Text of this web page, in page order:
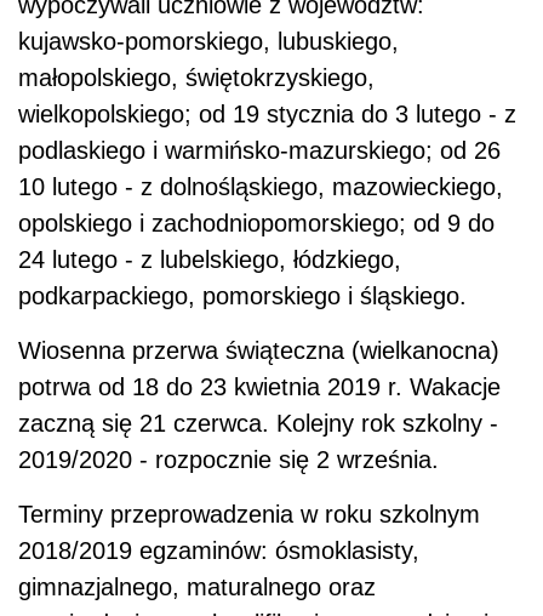
kujawsko-pomorskiego, lubuskiego,
małopolskiego, świętokrzyskiego,
wielkopolskiego; od 19 stycznia do 3 lutego - z
podlaskiego i warmińsko-mazurskiego; od 26
10 lutego - z dolnośląskiego, mazowieckiego,
opolskiego i zachodniopomorskiego; od 9 do
24 lutego - z lubelskiego, łódzkiego,
podkarpackiego, pomorskiego i śląskiego.
Wiosenna przerwa świąteczna (wielkanocna)
potrwa od 18 do 23 kwietnia 2019 r. Wakacje
zaczną się 21 czerwca. Kolejny rok szkolny -
2019/2020 - rozpocznie się 2 września.
Terminy przeprowadzenia w roku szkolnym
2018/2019 egzaminów: ósmoklasisty,
gimnazjalnego, maturalnego oraz